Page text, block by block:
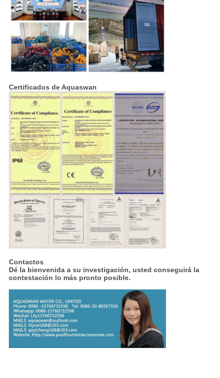
Certificados de Aquaswan
Contactos
Dé la bienvenida a su investigación, usted conseguirá la
contestación lo más pronto posible.